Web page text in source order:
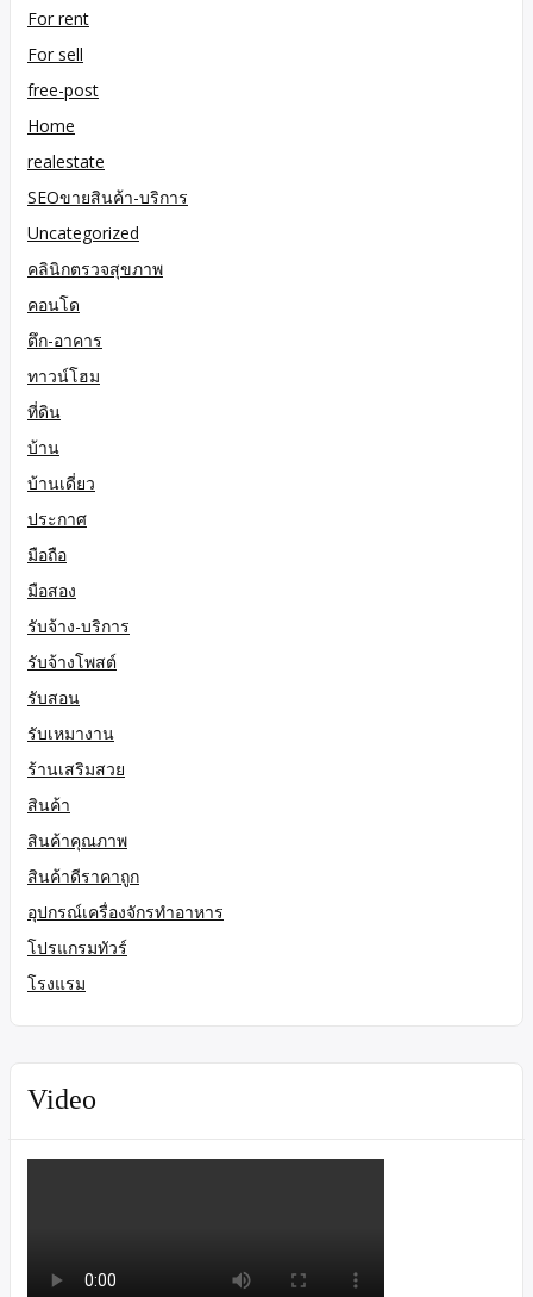
For rent
For sell
free-post
Home
realestate
SEOขายสินค้า-บริการ
Uncategorized
คลินิกตรวจสุขภาพ
คอนโด
ตึก-อาคาร
ทาวน์โฮม
ที่ดิน
บ้าน
บ้านเดี่ยว
ประกาศ
มือถือ
มือสอง
รับจ้าง-บริการ
รับจ้างโพสต์
รับสอน
รับเหมางาน
ร้านเสริมสวย
สินค้า
สินค้าคุณภาพ
สินค้าดีราคาถูก
อุปกรณ์เครื่องจักรทำอาหาร
โปรแกรมทัวร์
โรงแรม
Video